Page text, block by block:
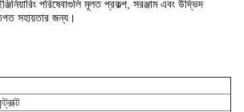
পরিষেবাগুলি মূলত প্রকল্প, সরঞ্জাম এবং উদ্ভিদ
সহায়তার জন্য।